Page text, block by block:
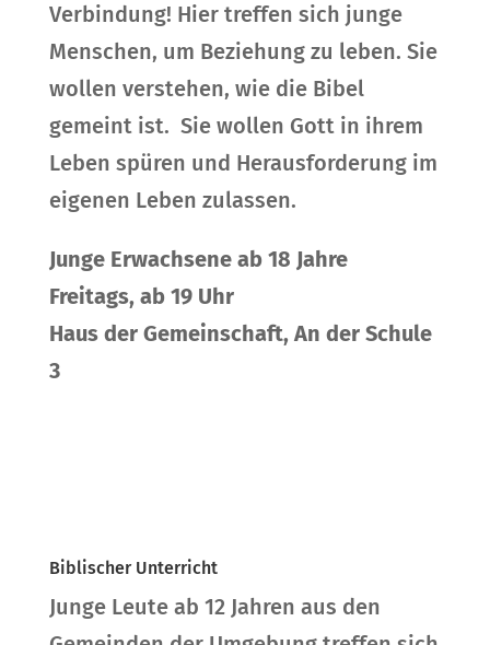
Verbindung! Hier treffen sich junge
Menschen, um Beziehung zu leben. Sie
wollen verstehen, wie die Bibel
gemeint ist. Sie wollen Gott in ihrem
Leben spüren und Herausforderung im
eigenen Leben zulassen.
Junge Erwachsene ab 18 Jahre
Freitags, ab 19 Uhr
Haus der Gemeinschaft, An der Schule
3
Biblischer Unterricht
Junge Leute ab 12 Jahren aus den